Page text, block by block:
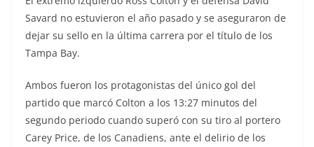
Savard no estuvieron el año pasado y se aseguraron de
dejar su sello en la última carrera por el título de los
Tampa Bay.
Ambos fueron los protagonistas del único gol del
partido que marcó Colton a los 13:27 minutos del
segundo periodo cuando superó con su tiro al portero
Carey Price, de los Canadiens, ante el delirio de los